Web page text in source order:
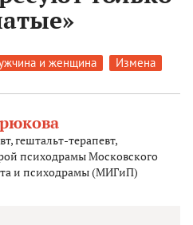
и женщина Измена
гештальт-терапевт,
психодрамы Московского
и психодрамы (МИГиП)